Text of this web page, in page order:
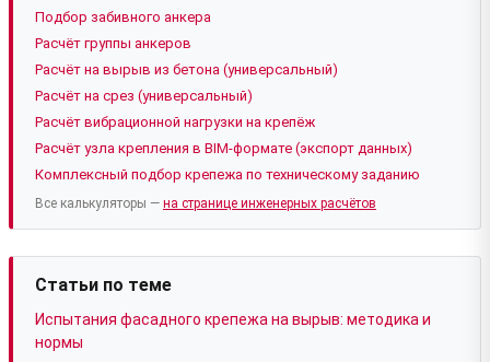
Подбор забивного анкера
Расчёт группы анкеров
Расчёт на вырыв из бетона (универсальный)
Расчёт на срез (универсальный)
Расчёт вибрационной нагрузки на крепёж
Расчёт узла крепления в BIM-формате (экспорт данных)
Комплексный подбор крепежа по техническому заданию
Все калькуляторы — на странице инженерных расчётов
Статьи по теме
Испытания фасадного крепежа на вырыв: методика и
нормы